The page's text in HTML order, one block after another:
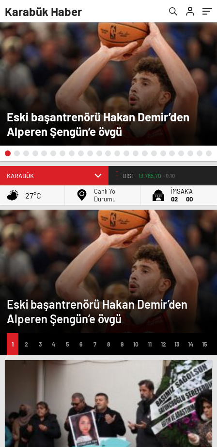
Karabük Haber
Eski başantrenörü Hakan Demir’den
Alperen Şengün’e övgü
BIST 13.785,70 -0,10
27°C
Canlı Yol
Durumu
İMSAK'A
02
00
Eski başantrenörü Hakan Demir’den
Alperen Şengün’e övgü